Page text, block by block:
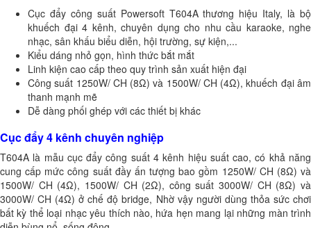
Cục đẩy công suất Powersoft T604A thương hiệu Italy, là bộ
khuếch đại 4 kênh, chuyên dụng cho nhu cầu karaoke, nghe
nhạc, sân khấu biểu diễn, hội trường, sự kiện,...
Kiểu dáng nhỏ gọn, hình thức bắt mắt
Linh kiện cao cấp theo quy trình sản xuất hiện đại
Công suất 1250W/ CH (8Ω) và 1500W/ CH (4Ω), khuếch đại âm
thanh mạnh mẽ
Dễ dàng phối ghép với các thiết bị khác
Cục đẩy 4 kênh chuyên nghiệp
T604A là mẫu cục đẩy công suất 4 kênh hiệu suất cao, có khả năng
cung cấp mức công suất đầy ấn tượng bao gồm 1250W/ CH (8Ω) và
1500W/ CH (4Ω), 1500W/ CH (2Ω), công suất 3000W/ CH (8Ω) và
3000W/ CH (4Ω) ở chế độ bridge, Nhờ vậy người dùng thỏa sức chơi
bất kỳ thể loại nhạc yêu thích nào, hứa hẹn mang lại những màn trình